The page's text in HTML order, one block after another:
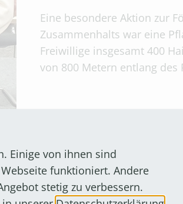
Eine besondere Aktion zur
Zusammenhalts war eine
Freiwillige insgesamt 400
von 800 Metern entlang des
2. Preis (1.500
Einige von ihnen sind
funktioniert. Andere
stetig zu verbessern.